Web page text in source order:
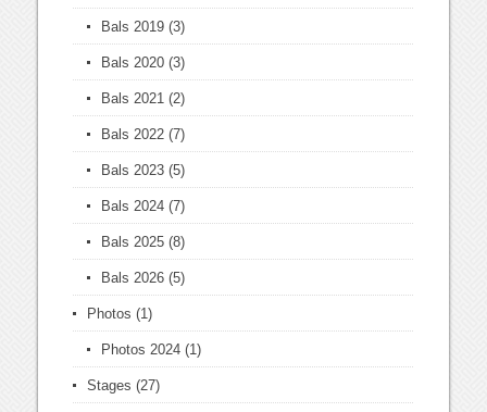
Bals 2019 (3)
Bals 2020 (3)
Bals 2021 (2)
Bals 2022 (7)
Bals 2023 (5)
Bals 2024 (7)
Bals 2025 (8)
Bals 2026 (5)
Photos (1)
Photos 2024 (1)
Stages (27)